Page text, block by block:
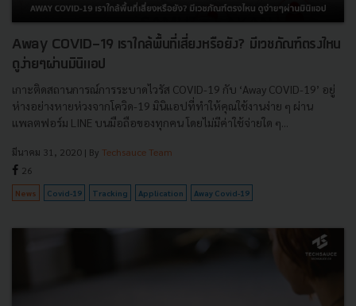
Away COVID-19 เราใกล้พื้นที่เสี่ยงหรือยัง? มีเวชภัณฑ์ตรงไหน
ดูง่ายๆผ่านมินิแอป
เกาะติดสถานการณ์การระบาดไวรัส COVID-19 กับ ‘Away COVID-19’ อยู่
ห่างอย่างหายห่วงจากโควิด-19 มินิแอปที่ทำให้คุณใช้งานง่าย ๆ ผ่าน
แพลตฟอร์ม LINE บนมือถือของทุกคน โดยไม่มีค่าใช้จ่ายใด ๆ...
มีนาคม 31, 2020 | By Techsauce Team
26
News Covid-19 Tracking Application Away Covid-19